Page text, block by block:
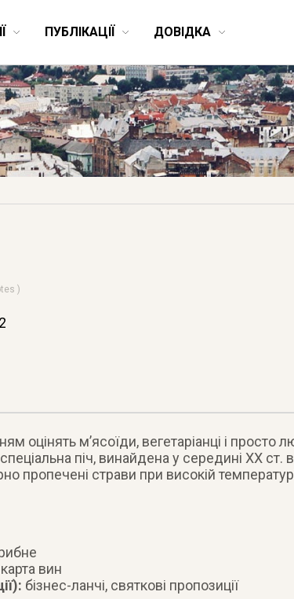
ПУБЛІКАЦІЇ ДОВІДКА
)
оцінять м’ясоїди, вегетаріанці і просто
піч, винайдена у середині ХХ ст. в
пропечені страви при високій
вин
бізнес-ланчі, святкові пропозиції